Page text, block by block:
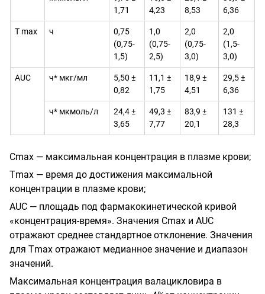
1,71
4,23
8,53
6,36
Т max ч
0,75
(0,75-
1,5)
1,0
(0,75-
2,5)
2,0
(0,75-
3,0)
2,0
(1,5-
3,0)
AUC ч* мкг/мл 5,50 ±
0,82
11,1 ±
1,75
18,9 ±
4,51
29,5±
6,36
ч* мкмоль/л 24,4±
3,65
49,3 ±
7,77
83,9 ±
20,1
131 ±
28,3
Сmax — максимальная концентрация в плазме крови;
Тmax — время до достижения максимальной
концентрации в плазме крови;
AUC — площадь под фармакокинетической кривой
«концентрация-время». Значения Сmax и AUC
отражают среднее стандартное отклонение. Значения
для Тmax отражают медианное значение и диапазон
значений.
Максимальная концентрация валацикловира в